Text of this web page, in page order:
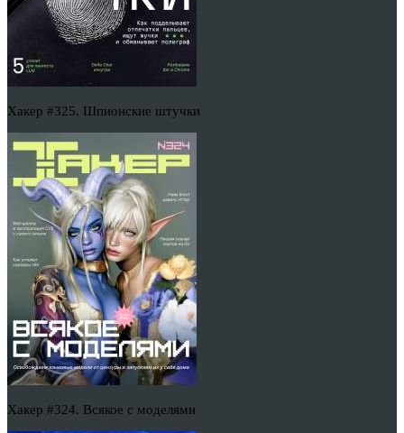
Хакер #325. Шпионские штучки
Хакер #324. Всякое с моделями